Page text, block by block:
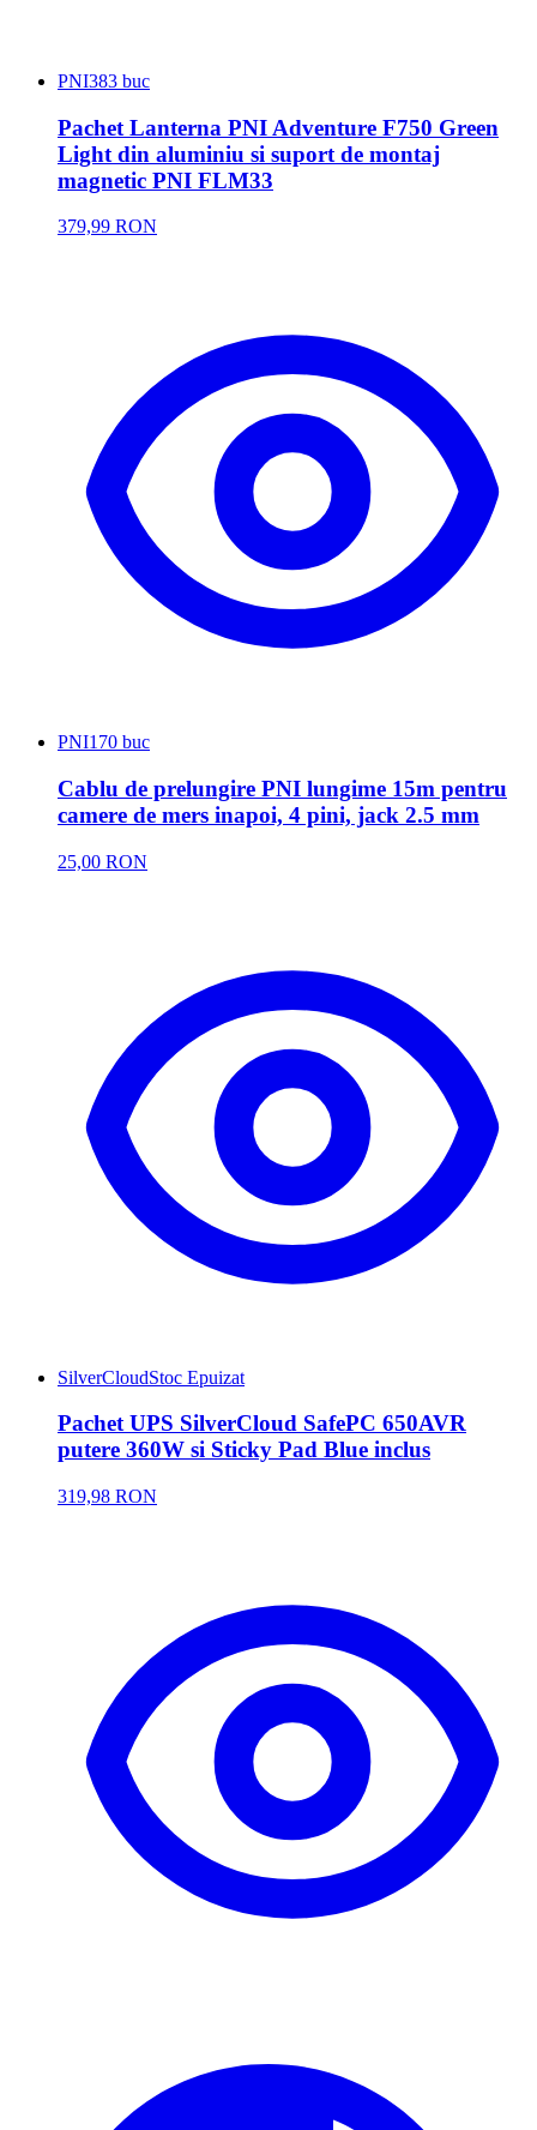
PNI383 buc
Pachet Lanterna PNI Adventure F750 Green
Light din aluminiu si suport de montaj
magnetic PNI FLM33
379,99 RON
PNI170 buc
Cablu de prelungire PNI lungime 15m pentru
camere de mers inapoi, 4 pini, jack 2.5 mm
25,00 RON
SilverCloudStoc Epuizat
Pachet UPS SilverCloud SafePC 650AVR
putere 360W si Sticky Pad Blue inclus
319,98 RON